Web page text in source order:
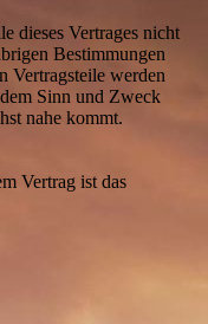
dieses Vertrages nicht
Bestimmungen
Vertragsteile werden
Sinn und Zweck
nahe kommt.
Vertrag ist das